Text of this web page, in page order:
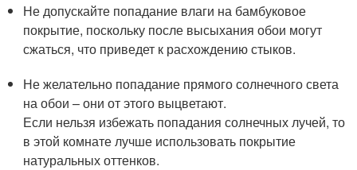
Не допускайте попадание влаги на бамбуковое
покрытие, поскольку после высыхания обои могут
сжаться, что приведет к расхождению стыков.
Не желательно попадание прямого солнечного света
на обои – они от этого выцветают.
Если нельзя избежать попадания солнечных лучей, то
в этой комнате лучше использовать покрытие
натуральных оттенков.